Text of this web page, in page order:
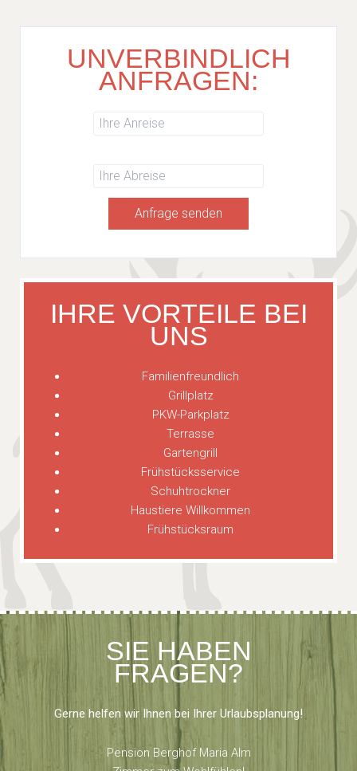
UNVERBINDLICH
ANFRAGEN:
Anfrage senden
IHRE VORTEILE BEI
UNS
Familienfreundlich
Grillplatz
PKW-Parkplatz
Terrasse
Gartengrill
Frühstücksservice
Schuhtrockner
Haustiere Willkommen
Frühstücksraum
SIE HABEN
FRAGEN?
Gerne helfen wir Ihnen bei Ihrer Urlaubsplanung!
Pension Berghof Maria Alm